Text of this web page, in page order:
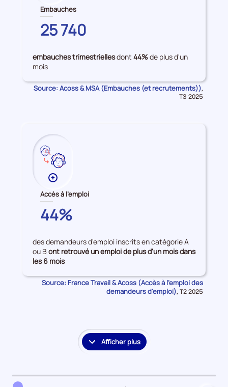
de
données
sur
les
Embauches
MAYENNE
25 740
embauches trimestriellesdont 44%de plus d'un
mois
Source: Acoss & MSA (Embauches (et recrutements)),
T3 2025
Plus
de
données
sur
les
à
l'emploi
Accès à l'emploi
MAYENNE
44%
des demandeurs d'emploi inscrits en catégorie A
ou Bont retrouvé un emploi de plus d'un mois dans
les 6 mois
Source: France Travail & Acoss (Accès à l'emploi des
demandeurs d'emploi), Données
T2 2025
Afficher plus
le